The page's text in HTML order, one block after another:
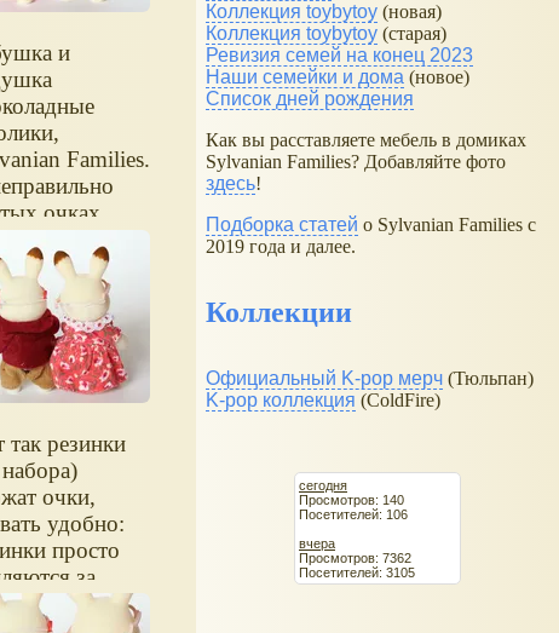
и
Families.
очках.
так резинки
очки,
удобно:
просто
за
очков.
Коллекция toybytoy (новая)
Коллекция toybytoy (старая)
Ревизия семей на конец 2023
Наши семейки и дома (новое)
Список дней рождения
Как вы расставляете мебель в домиках
Sylvanian Families? Добавляйте фото
здесь!
Подборка статей о Sylvanian Families с
2019 года и далее.
Коллекции
Официальный K-pop мерч (Тюльпан)
K-pop коллекция (ColdFire)
сегодня
Просмотров: 140
Посетителей: 106
вчера
Просмотров: 7362
Посетителей: 3105